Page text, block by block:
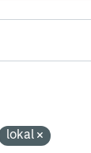
lokal